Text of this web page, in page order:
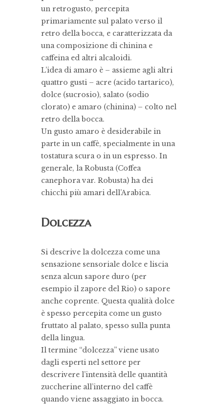
un retrogusto, percepita
primariamente sul palato verso il
retro della bocca, e caratterizzata da
una composizione di chinina e
caffeina ed altri alcaloidi.
L’idea di amaro è – assieme agli altri
quattro gusti – acre (acido tartarico),
dolce (sucrosio), salato (sodio
clorato) e amaro (chinina) – colto nel
retro della bocca.
Un gusto amaro è desiderabile in
parte in un caffè, specialmente in una
tostatura scura o in un espresso. In
generale, la Robusta (Coffea
canephora var. Robusta) ha dei
chicchi più amari dell’Arabica.
Dolcezza
Si descrive la dolcezza come una
sensazione sensoriale dolce e liscia
senza alcun sapore duro (per
esempio il zapore del Rio) o sapore
anche coprente. Questa qualità dolce
è spesso percepita come un gusto
fruttato al palato, spesso sulla punta
della lingua.
Il termine “dolcezza” viene usato
dagli esperti nel settore per
descrivere l’intensità delle quantità
zuccherine all’interno del caffè
quando viene assaggiato in bocca.